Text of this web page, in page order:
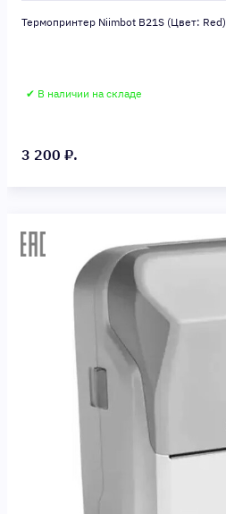
Термопринтер Niimbot B21S (Цвет: Red)
✔ В наличии на складе
3 200 ₽.